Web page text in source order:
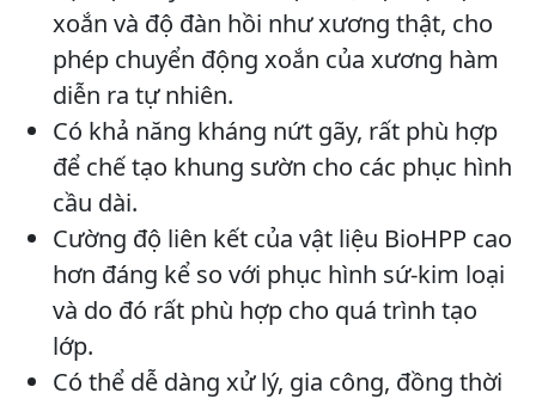
xoắn và độ đàn hồi như xương thật, cho
phép chuyển động xoắn của xương hàm
diễn ra tự nhiên.
Có khả năng kháng nứt gãy, rất phù hợp
để chế tạo khung sườn cho các phục hình
cầu dài.
Cường độ liên kết của vật liệu BioHPP cao
hơn đáng kể so với phục hình sứ-kim loại
và do đó rất phù hợp cho quá trình tạo
lớp.
Có thể dễ dàng xử lý, gia công, đồng thời